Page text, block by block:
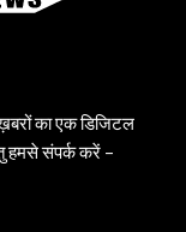
का एक डिजिटल
हमसे संपर्क करें –